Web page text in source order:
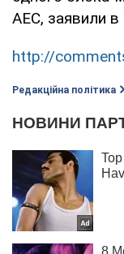
АЕС, заявили в
http://
Редакційна політика